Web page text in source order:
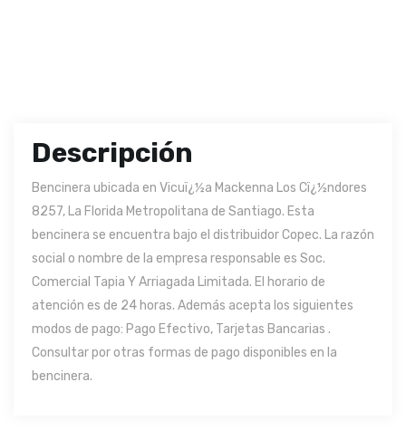
Descripción
Bencinera ubicada en Vicuï¿½a Mackenna Los Cï¿½ndores
8257, La Florida Metropolitana de Santiago. Esta
bencinera se encuentra bajo el distribuidor Copec. La razón
social o nombre de la empresa responsable es Soc.
Comercial Tapia Y Arriagada Limitada. El horario de
atención es de 24 horas. Además acepta los siguientes
modos de pago: Pago Efectivo, Tarjetas Bancarias .
Consultar por otras formas de pago disponibles en la
bencinera.